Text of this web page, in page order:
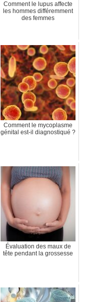
Comment le lupus affecte
les hommes différemment
des femmes
Comment le mycoplasme
génital est-il diagnostiqué ?
Évaluation des maux de
tête pendant la grossesse